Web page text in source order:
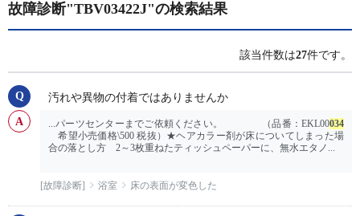
故障診断"TBV03422J"の検索結果
該当件数は27件です。
汚れや異物の付着ではありませんか
...パーツセンターまでご依頼ください。 （品番：EKL00034
希望小売価格\500 税抜）★ヘアカラー剤が床についてしまった場
合の落とし方 2～3枚重ねたティッシュペーパーに、無水エタノ...
[故障診断] 浴室 床の表面が変色した